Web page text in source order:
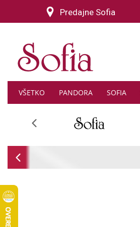
Predajne Sofia
VŠETKO PANDORA SOFIA